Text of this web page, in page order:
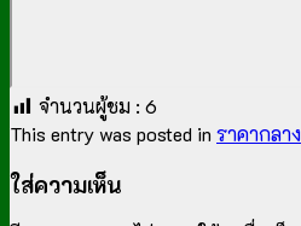
จำนวนผู้ชม : 6
This entry was posted in ราคากลาง
ใส่ความเห็น